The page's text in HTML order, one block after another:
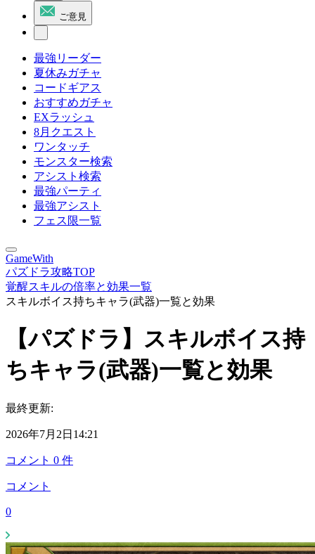
ご意見
最強リーダー
夏休みガチャ
コードギアス
おすすめガチャ
EXラッシュ
8月クエスト
ワンタッチ
モンスター検索
アシスト検索
最強パーティ
最強アシスト
フェス限一覧
GameWith
パズドラ攻略TOP
覚醒スキルの倍率と効果一覧
スキルボイス持ちキャラ(武器)一覧と効果
【パズドラ】スキルボイス持
ちキャラ(武器)一覧と効果
最終更新:
2026年7月2日14:21
コメント 0 件
コメント
0